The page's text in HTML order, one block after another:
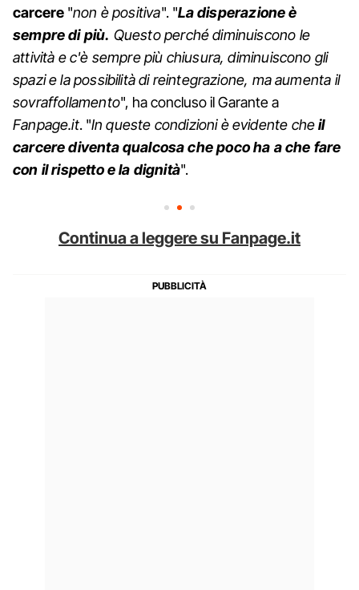
carcere "non è positiva". "La disperazione è
sempre di più. Questo perché diminuiscono le
attività e c'è sempre più chiusura, diminuiscono gli
spazi e la possibilità di reintegrazione, ma aumenta il
sovraffollamento", ha concluso il Garante a
Fanpage.it. "In queste condizioni è evidente cheil
carcere diventa qualcosa che poco ha a che fare
con il rispetto e la dignità".
Continua a leggere su Fanpage.it